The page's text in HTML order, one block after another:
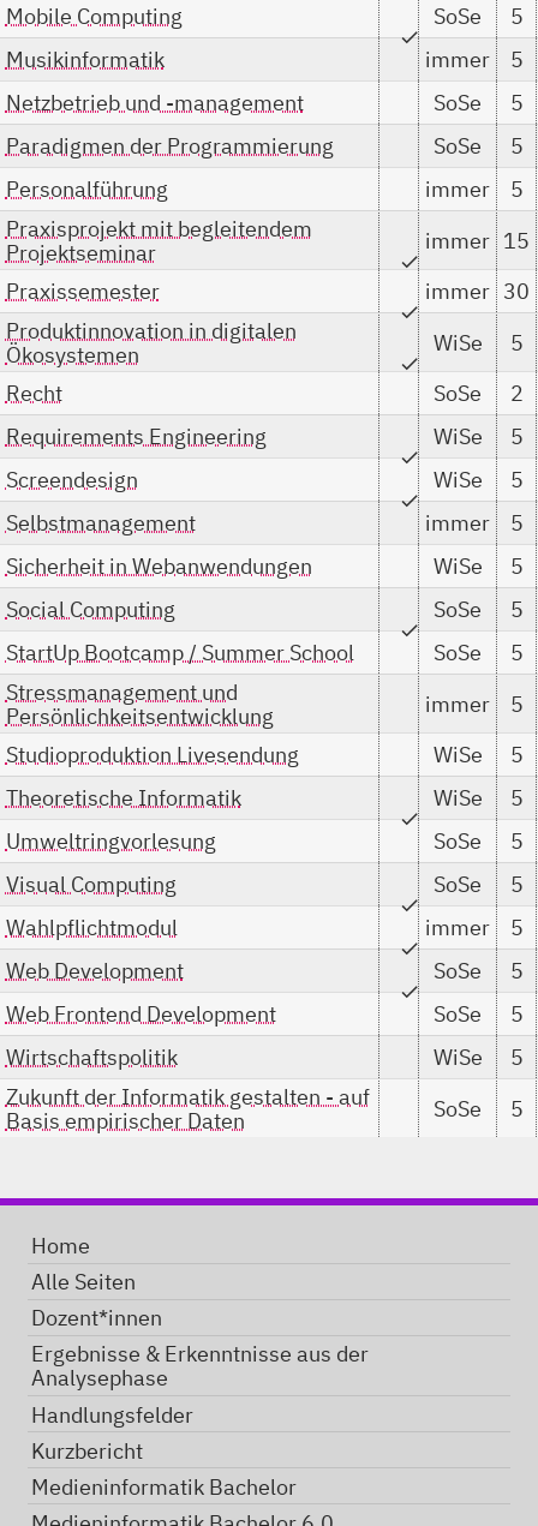
Mobile Computing
check
SoSe
5
Musikinformatik
immer
5
Netzbetrieb und -management
SoSe
5
Paradigmen der Programmierung
SoSe
5
Personalführung
immer
5
Praxisprojekt mit begleitendem
Projektseminar
check
immer 15
Praxissemester
check
immer 30
Produktinnovation in digitalen
Ökosystemen
check
WiSe
5
Recht
SoSe
2
Requirements Engineering
check
WiSe
5
Screendesign
check
WiSe
5
Selbstmanagement
immer
5
Sicherheit in Webanwendungen
WiSe
5
Social Computing
check
SoSe
5
StartUp Bootcamp / Summer School
SoSe
5
Stressmanagement und
Persönlichkeitsentwicklung
immer
5
Studioproduktion Livesendung
WiSe
5
Theoretische Informatik
check
WiSe
5
Umweltringvorlesung
SoSe
5
Visual Computing
check
SoSe
5
Wahlpflichtmodul
check
immer
5
Web Development
check
SoSe
5
Web Frontend Development
SoSe
5
Wirtschaftspolitik
WiSe
5
Zukunft der Informatik gestalten - auf
Basis empirischer Daten
SoSe 5
Home
Alle Seiten
Dozent*innen
Ergebnisse & Erkenntnisse aus der
Analysephase
Handlungsfelder
Kurzbericht
Medieninformatik Bachelor